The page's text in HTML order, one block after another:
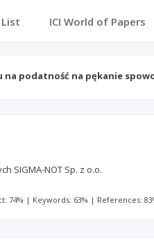
ICI World of Papers
na podatność na pękanie
SIGMA-NOT Sp. z o.o.
74% | Keywords: 63% | References: